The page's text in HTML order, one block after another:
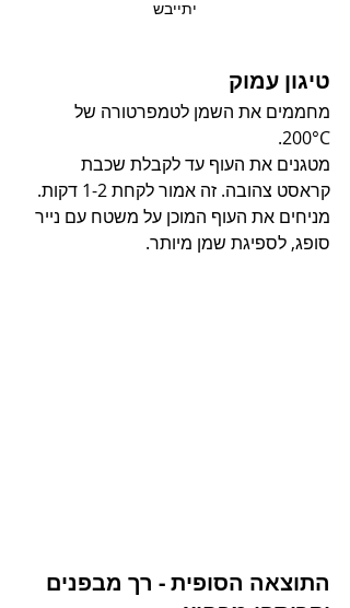
יתייבש
טיגון עמוק
מחממים את השמן לטמפרטורה של
200°C.
מטגנים את העוף עד לקבלת שכבת
קראסט צהובה. זה אמור לקחת 1-2 דקות.
מניחים את העוף המוכן על משטח עם נייר
סופג, לספיגת שמן מיותר.
התוצאה הסופית - רך מבפנים